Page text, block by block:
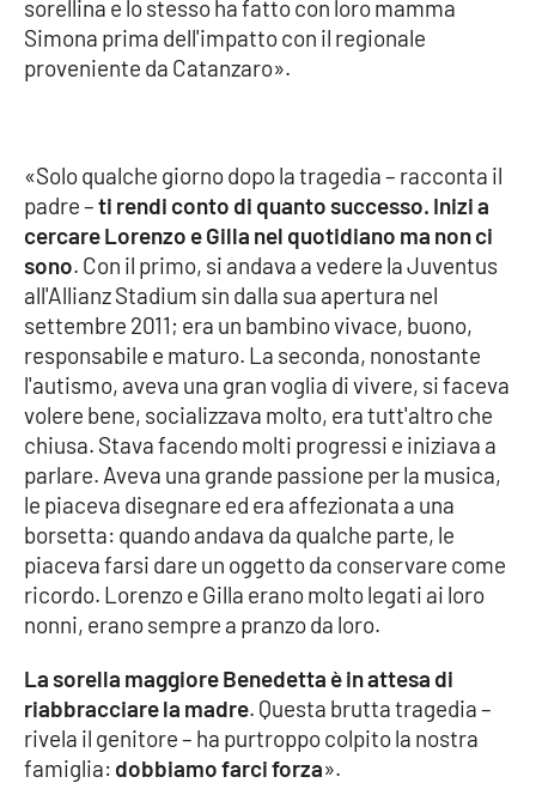
Società
Sport
RUBRICHE
Good Morning Vietnam
Parchi Marini Calabria
Leggendo Alvaro insieme
Imprese Di Calabria
Le perfidie di Antonella Grippo
Venti di comunicazione
STREAMING
LaC TV
LaC Network
sorellina e lo stesso ha fatto con loro mamma
Simona prima dell'impatto con il regionale
proveniente da Catanzaro».
«Solo qualche giorno dopo la tragedia – racconta il
padre –ti rendi conto di quanto successo. Inizi a
cercare Lorenzo e Gilla nel quotidiano ma non ci
sono. Con il primo, si andava a vedere la Juventus
all'Allianz Stadium sin dalla sua apertura nel
settembre 2011; era un bambino vivace, buono,
responsabile e maturo. La seconda, nonostante
l'autismo, aveva una gran voglia di vivere, si faceva
volere bene, socializzava molto, era tutt'altro che
chiusa. Stava facendo molti progressi e iniziava a
parlare. Aveva una grande passione per la musica,
le piaceva disegnare ed era affezionata a una
borsetta: quando andava da qualche parte, le
piaceva farsi dare un oggetto da conservare come
ricordo. Lorenzo e Gilla erano molto legati ai loro
nonni, erano sempre a pranzo da loro.
La sorella maggiore Benedetta è in attesa di
riabbracciare la madre. Questa brutta tragedia –
rivela il genitore – ha purtroppo colpito la nostra
famiglia: dobbiamo farci forza».